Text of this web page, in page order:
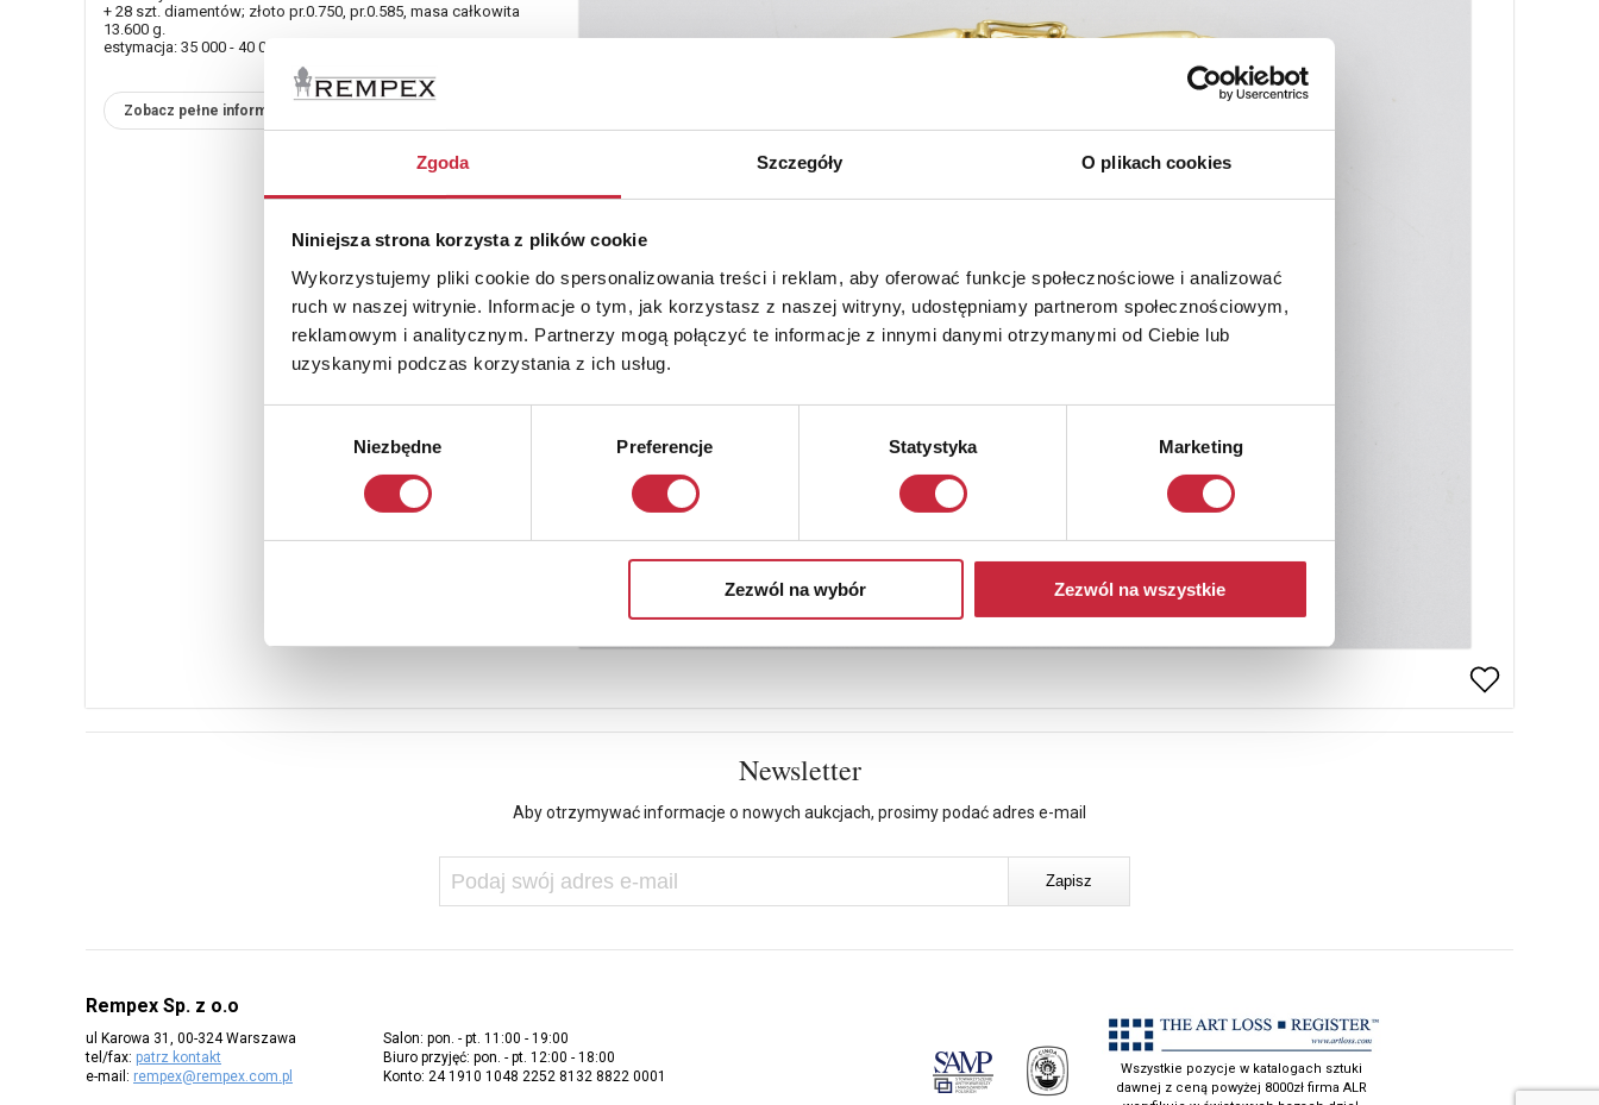
Zgoda Szczegóły O plikach cookies
Niniejsza strona korzysta z plików cookie
Wykorzystujemy pliki cookie do spersonalizowania treści i reklam, aby oferować funkcje społecznościowe i analizować
ruch w naszej witrynie. Informacje o tym, jak korzystasz z naszej witryny, udostępniamy partnerom społecznościowym,
reklamowym i analitycznym. Partnerzy mogą połączyć te informacje z innymi danymi otrzymanymi od Ciebie lub
uzyskanymi podczas korzystania z ich usług.
Niezbędne Preferencje Statystyka Marketing
Zezwól na wybór Zezwól na wszystkie
+ 28 szt. diamentów; złoto pr.0.750, pr.0.585, masa całkowita
13.600 g.
estymacja: 35 000 - 40 000 zł
Zobacz pełne informacje
Newsletter
Aby otrzymywać informacje o nowych aukcjach, prosimy podać adres e-mail
Rempex Sp. z o.o
ul Karowa 31, 00-324 Warszawa
tel/fax: patrz kontakt
e-mail: rempex@rempex.com.pl
Salon: pon. - pt. 11:00 - 19:00
Biuro przyjęć: pon. - pt. 12:00 - 18:00
Konto: 24 1910 1048 2252 8132 8822 0001
Wszystkie pozycje w katalogach sztuki
dawnej z ceną powyżej 8000zł firma ALR